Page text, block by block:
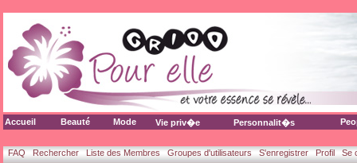
Accueil Beauté Mode Vie priv�e Personnalit�s
FAQ Rechercher Liste des Membres Groupes d'utilisateurs S'enregistrer Profil Se